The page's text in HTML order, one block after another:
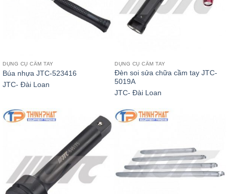
DỤNG CỤ CẦM TAY
Búa nhựa JTC-523416
JTC- Đài Loan
DỤNG CỤ CẦM TAY
Đèn soi sửa chữa cầm tay JTC-
5019A
JTC- Đài Loan